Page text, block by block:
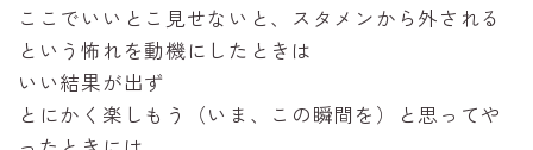
ここでいいとこ見せないと、スタメンから外される
という怖れを動機にしたときは
いい結果が出ず
とにかく楽しもう（いま、この瞬間を）と思ってや